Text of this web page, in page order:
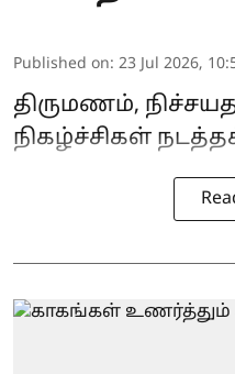
Published on: 23 Jul 2026,
திருமணம்,
நிகழ்ச்சிகள்